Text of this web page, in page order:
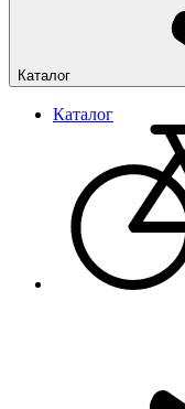
Каталог
Каталог